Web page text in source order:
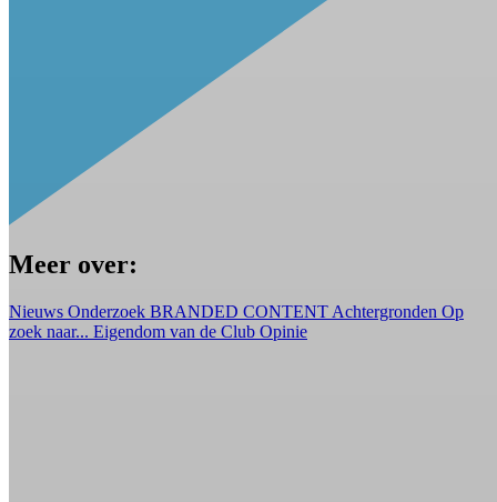
Meer over:
Nieuws Onderzoek BRANDED CONTENT Achtergronden Op
zoek naar... Eigendom van de Club Opinie